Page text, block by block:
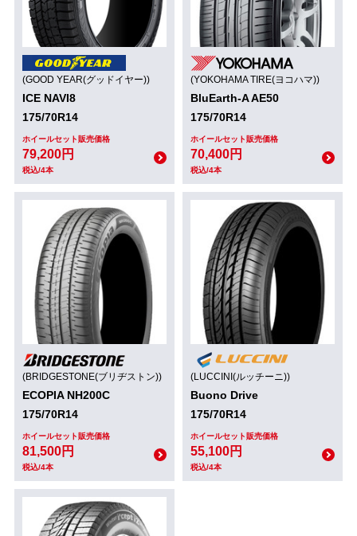
(GOOD YEAR(グッドイヤー))
ICE NAVI8
175/70R14
ホイールセット販売価格
79,200円
税込/4本
(YOKOHAMA TIRE(ヨコハマ))
BluEarth-A AE50
175/70R14
ホイールセット販売価格
70,400円
税込/4本
(BRIDGESTONE(ブリヂストン))
ECOPIA NH200C
175/70R14
ホイールセット販売価格
81,500円
税込/4本
(LUCCINI(ルッチーニ))
Buono Drive
175/70R14
ホイールセット販売価格
55,100円
税込/4本